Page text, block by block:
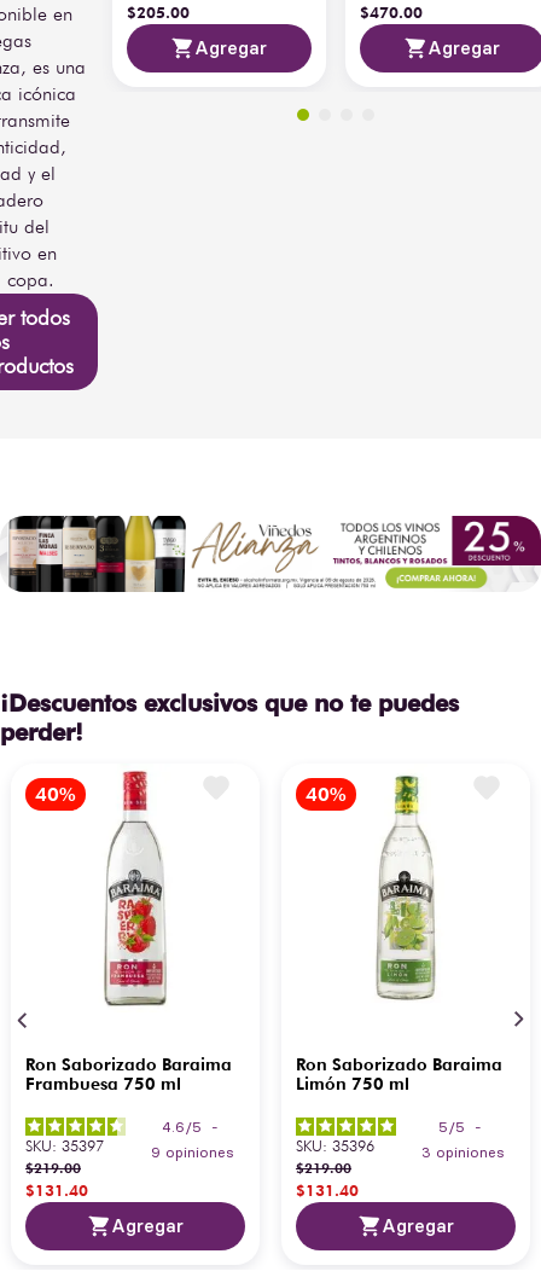
en
es una
icónica
y el
del
en
copa.
todos
$205.00
Agregar
$470.00
Agregar
¡Descuentos exclusivos que no te puedes
perder!
Ron Saborizado Baraima
Frambuesa 750 ml
4.6 /5
-
9 opiniones
SKU: 35397
$219.00
$131.40
Agregar
Ron Saborizado Baraima
Limón 750 ml
5 /5
-
3 opiniones
SKU: 35396
$219.00
$131.40
Agregar